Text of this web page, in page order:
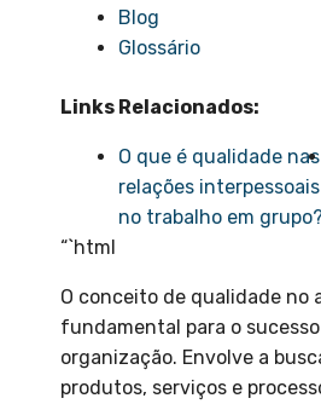
Blog
Glossário
Links Relacionados:
O que é qualidade nas
relações interpessoais
no trabalho em grupo?
“`html
O conceito de qualidade no
fundamental para o
organização. Envolve a
produtos, serviços e